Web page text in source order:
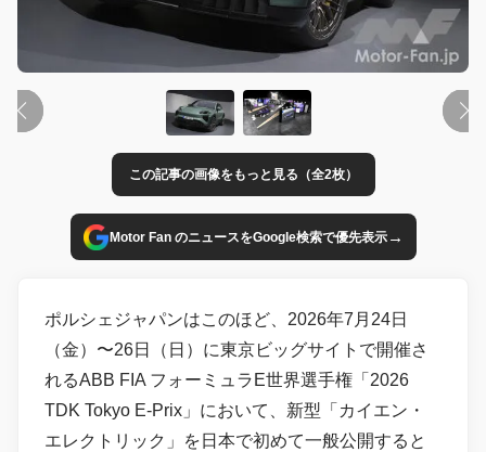
この記事の画像をもっと見る（全2枚）
Motor Fan のニュースをGoogle検索で優先表示→
ポルシェジャパンはこのほど、2026年7月24日
（金）〜26日（日）に東京ビッグサイトで開催さ
れるABB FIA フォーミュラE世界選手権「2026
TDK Tokyo E-Prix」において、新型「カイエン・
エレクトリック」を日本で初めて一般公開すると